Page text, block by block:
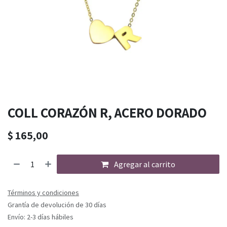
COLL CORAZÓN R, ACERO DORADO
$ 165,00
Agregar al carrito
Términos y condiciones
Grantía de devolución de 30 días
Envío: 2-3 días hábiles